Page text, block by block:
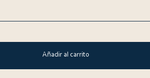
Añadir al carrito